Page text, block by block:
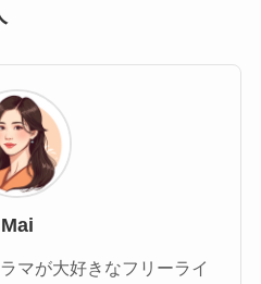
Mai
マが大好きなフリーライ